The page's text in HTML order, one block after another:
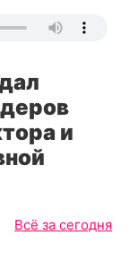
и
Всё за сегодня